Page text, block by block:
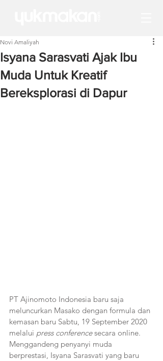
Isyana Sarasvati Ajak Ibu
Muda Untuk Kreatif
Bereksplorasi di Dapur
Novi Amaliyah
PT Ajinomoto Indonesia baru saja
meluncurkan Masako dengan formula dan
kemasan baru Sabtu, 19 September 2020
melalui press conference secara online.
Menggandeng penyanyi muda
berprestasi, Isyana Sarasvati yang baru